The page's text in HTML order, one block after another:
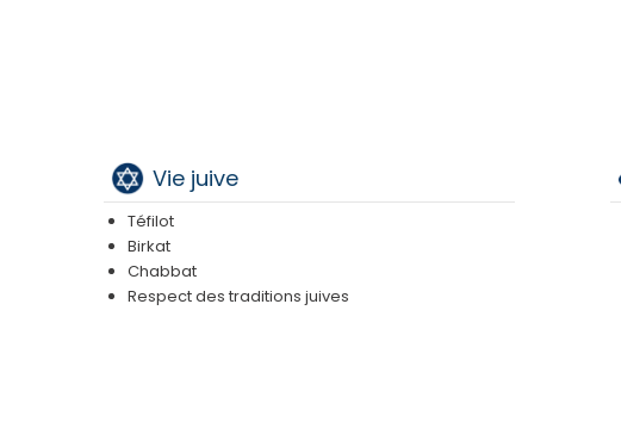
Vie juive
Téfilot
Birkat
Chabbat
Respect des traditions juives